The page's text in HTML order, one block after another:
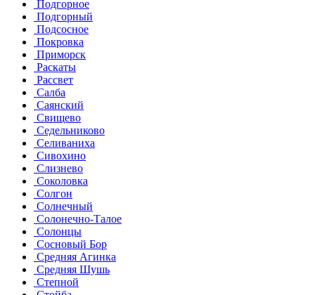
Подгорное
Подгорный
Подсосное
Покровка
Приморск
Раскаты
Рассвет
Салба
Саянский
Свищево
Седельниково
Селиваниха
Сивохино
Слизнево
Соколовка
Солгон
Солнечный
Солонечно-Талое
Солонцы
Сосновый Бор
Средняя Агинка
Средняя Шушь
Степной